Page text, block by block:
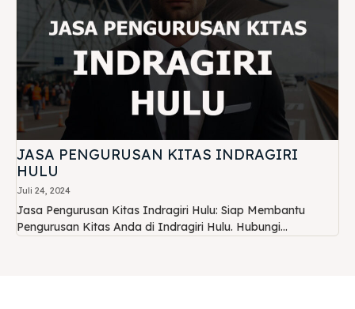
JASA PENGURUSAN KITAS INDRAGIRI
HULU
Juli 24, 2024
Jasa Pengurusan Kitas Indragiri Hulu: Siap Membantu
Pengurusan Kitas Anda di Indragiri Hulu. Hubungi...